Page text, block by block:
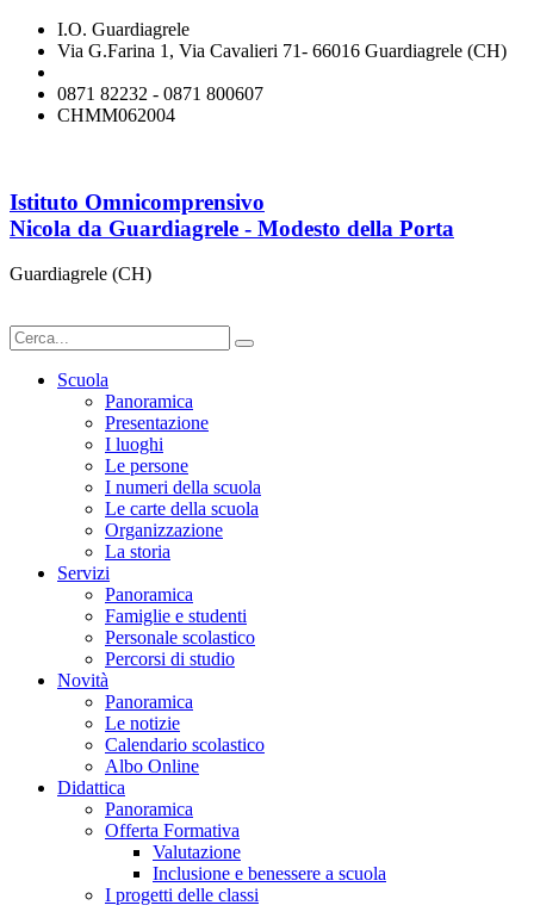
I.O. Guardiagrele
Via G.Farina 1, Via Cavalieri 71- 66016 Guardiagrele (CH)
0871 82232 - 0871 800607
CHMM062004
Istituto Omnicomprensivo
Nicola da Guardiagrele - Modesto della Porta
Guardiagrele (CH)
Scuola
Panoramica
Presentazione
I luoghi
Le persone
I numeri della scuola
Le carte della scuola
Organizzazione
La storia
Servizi
Panoramica
Famiglie e studenti
Personale scolastico
Percorsi di studio
Novità
Panoramica
Le notizie
Calendario scolastico
Albo Online
Didattica
Panoramica
Offerta Formativa
Valutazione
Inclusione e benessere a scuola
I progetti delle classi